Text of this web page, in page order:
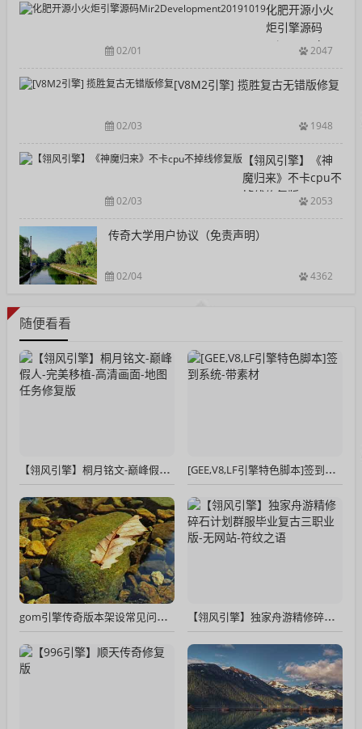
化肥开源小火
炬引擎源码
02/01 2047
[V8M2引擎] 揽胜复古无错版修复
02/03 1948
【翎风引擎】《神
魔归来》不卡cpu不
掉线修复版
02/03 2053
传奇大学用户协议（免责声明）
02/04 4362
随便看看
【翎风引擎】桐月铭文-巅峰假人-完美移植-高清画面-地图任务修复版 [GEE,V8,LF引擎特色脚本]签到系统-带素材
gom引擎传奇版本架设常见问题集锦一 【翎风引擎】独家舟游精修碎石计划群服毕业复古三职业版-无网站-符纹之语